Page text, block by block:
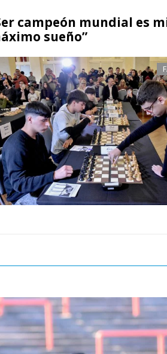
campeón mundial es
sueño”